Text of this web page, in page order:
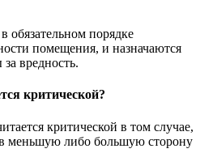
обязательном порядке
помещения, и назначаются
вредность.
критической?
критической в том случае,
меньшую либо большую сторону